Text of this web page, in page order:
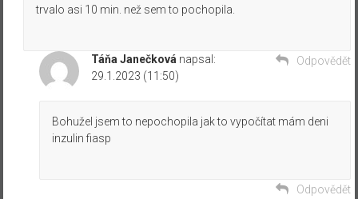
trvalo asi 10 min. než sem to pochopila.
Odpovědět
Táňa Janečková napsal:
29.1.2023 (11:50)
Bohužel jsem to nepochopila jak to vypočítat mám deni
inzulin fiasp
Odpovědět